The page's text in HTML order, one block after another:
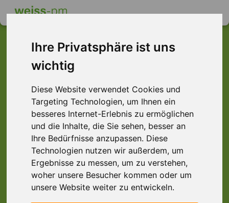
Ihre Privatsphäre ist uns
wichtig
Diese Website verwendet Cookies und
Targeting Technologien, um Ihnen ein
besseres Internet-Erlebnis zu ermöglichen
und die Inhalte, die Sie sehen, besser an
Ihre Bedürfnisse anzupassen. Diese
Technologien nutzen wir außerdem, um
Ergebnisse zu messen, um zu verstehen,
woher unsere Besucher kommen oder um
unsere Website weiter zu entwickeln.
Dieser Job ist leider
nicht mehr verfügbar ...
... aber vielleicht ist hier etwas dabei: